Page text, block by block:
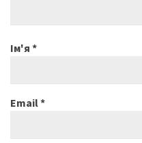
Ім'я *
Email*